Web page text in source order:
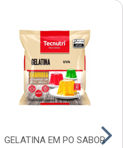
GELATINA EM PO SABOR